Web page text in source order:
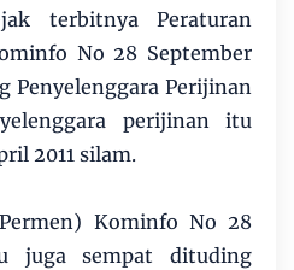
terbitnya Peraturan
No 28 September
Penyelenggara Perijinan
perijinan itu
2011 silam.
Kominfo No 28
juga sempat dituding